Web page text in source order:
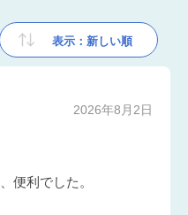
表示：新しい順
2026年8月2日
便利でした。